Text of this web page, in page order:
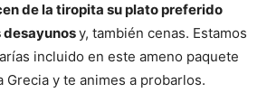
de la tiropita su plato preferido
desayunosy, también cenas. Estamos
incluido en este ameno paquete
Grecia y te animes a probarlos.